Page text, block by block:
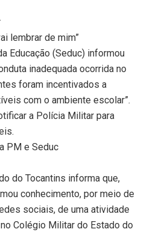
lembrar de mim”
Educação (Seduc) informou
inadequada ocorrida no
foram incentivados a
com o ambiente escolar”.
a Polícia Militar para
PM e Seduc
do Tocantins informa que,
conhecimento, por meio de
sociais, de uma atividade
Colégio Militar do Estado do